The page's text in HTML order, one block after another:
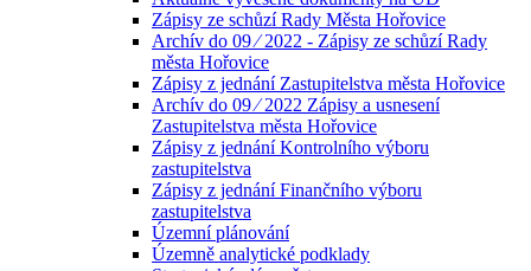
Zápisy ze schůzí Rady Města Hořovice
Archív do 09 ⁄ 2022 - Zápisy ze schůzí Rady
města Hořovice
Zápisy z jednání Zastupitelstva města Hořovice
Archív do 09 ⁄ 2022 Zápisy a usnesení
Zastupitelstva města Hořovice
Zápisy z jednání Kontrolního výboru
zastupitelstva
Zápisy z jednání Finančního výboru
zastupitelstva
Územní plánování
Územně analytické podklady